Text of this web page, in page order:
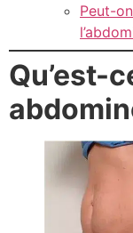
Peut-
Qu’est-